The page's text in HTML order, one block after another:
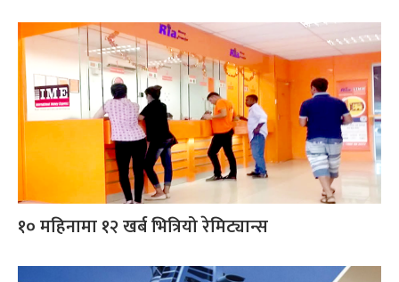
१० महिनामा १२ खर्ब भित्रियो रेमिट्यान्स